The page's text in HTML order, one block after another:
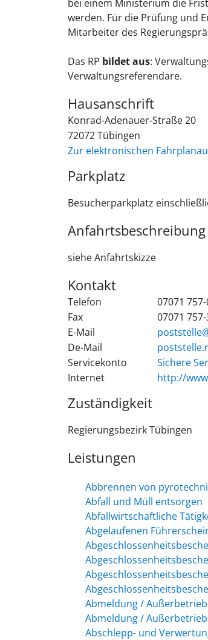
bei einem Ministerium die
werden. Für die Prüfung und
Mitarbeiter des
Das RP bildet aus:
Verwaltungsreferendare.
Hausanschrift
Konrad-Adenauer-Straße 20
72072Tübingen
Zur elektronischen
Parkplatz
Besucherparkplatz
Anfahrtsbeschreibung
siehe Anfahrtskizze
Kontakt
Telefon
07071
Fax
07071
E-Mail
De-Mail
Servicekonto
Sichere
Internet
http://
Zuständigkeit
Regierungsbezirk Tübingen
Leistungen
Abbrennen von
Abfall und Müll entsorgen
Abfallwirtschaftliche
Abgelaufenen
Abmeldung /
Abmeldung /
Abschlepp- und